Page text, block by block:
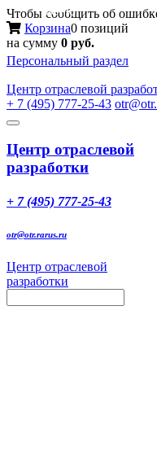
Чтобы сообщить об
Корзина0 позиций
на сумму 0 руб.
Персональный раздел
Центр отраслевой
+ 7 (495) 777-25-43
Toggle
Меню
Центр отраслевой
разработки
+ 7 (495) 777-25-43
otr@otr.rarus.ru
Центр отраслевой
разработки